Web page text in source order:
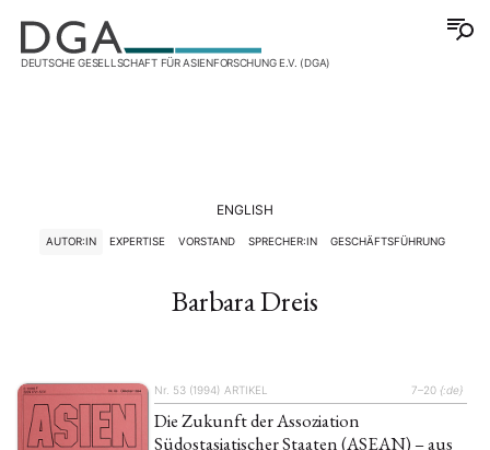
DEUTSCHE GESELLSCHAFT FÜR ASIENFORSCHUNG E.V. (DGA)
ENGLISH
AUTOR:IN EXPERTISE VORSTAND SPRECHER:IN GESCHÄFTSFÜHRUNG
Barbara Dreis
Nr. 53 (1994) ARTIKEL 7–20 {:de}
Die Zukunft der Assoziation
Südostasiatischer Staaten (ASEAN) – aus